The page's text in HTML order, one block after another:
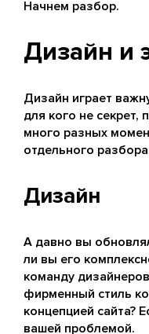
Начнем разбор.
Дизайн и
Дизайн играет
для кого не секрет,
много разных
отдельного
Дизайн
А давно вы
ли вы его
команду
фирменный стиль
концепцией сайта?
вашей проблемой.